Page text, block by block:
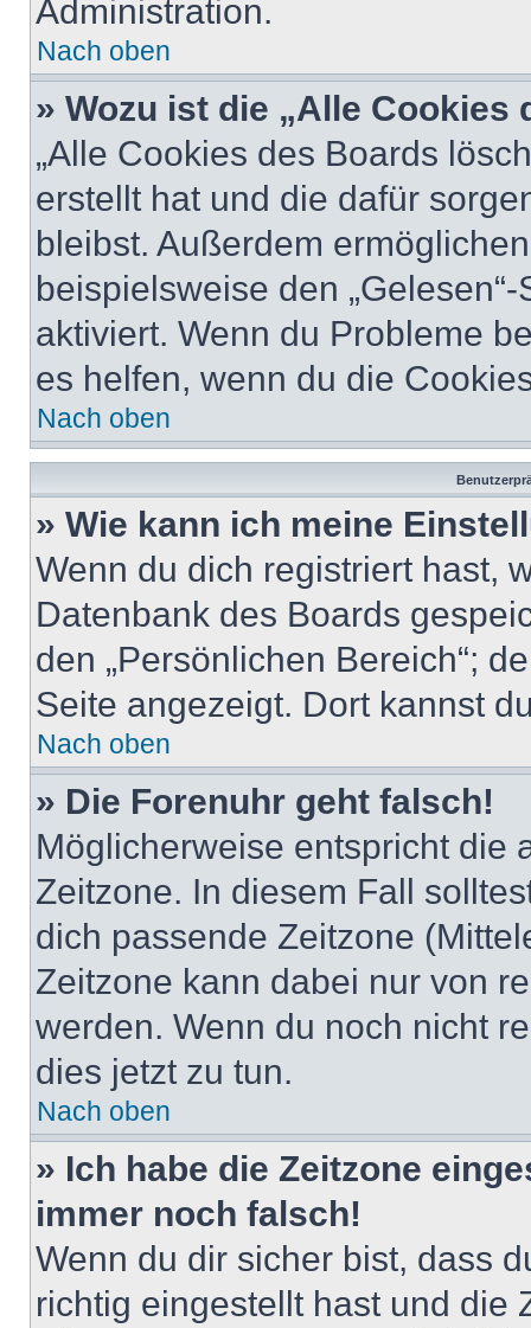
Administration.
Nach oben
» Wozu ist die „Alle
„Alle Cookies des Boards
erstellt hat und die dafür
bleibst. Außerdem
beispielsweise den
aktiviert. Wenn du Probleme
es helfen, wenn du die
Nach oben
» Wie kann ich meine
Wenn du dich registriert hast,
Datenbank des Boards
den „Persönlichen Bereich“;
Seite angezeigt. Dort kannst
Nach oben
» Die Forenuhr geht falsch!
Möglicherweise entspricht die
Zeitzone. In diesem Fall
dich passende Zeitzone
Zeitzone kann dabei nur von
werden. Wenn du noch nicht
dies jetzt zu tun.
Nach oben
» Ich habe die Zeitzone
immer noch falsch!
Wenn du dir sicher bist, dass
richtig eingestellt hast und die